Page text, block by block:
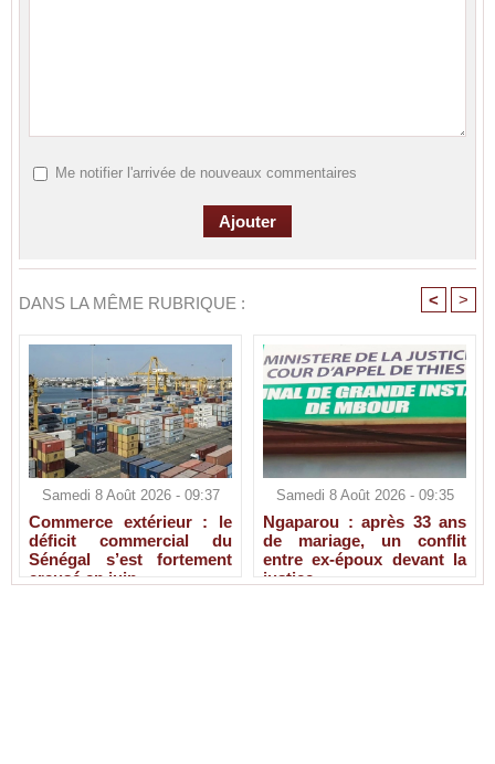
Me notifier l'arrivée de nouveaux commentaires
DANS LA MÊME RUBRIQUE : < >
Samedi 8 Août 2026 - 09:37
Commerce extérieur : le
déficit commercial du
Sénégal s’est fortement
creusé en juin
Samedi 8 Août 2026 - 09:35
Ngaparou : après 33 ans
de mariage, un conflit
entre ex-époux devant la
justice